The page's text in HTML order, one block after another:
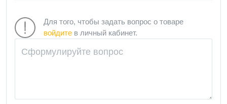
Для того, чтобы задать вопрос о товаре
войдите в личный кабинет.